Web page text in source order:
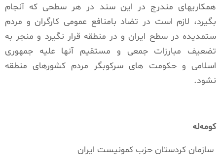
همکاریهای مندرج در این سند در هر سطحی که آنجام
بگیرد، لازم است در تضاد بامنافع عمومی کارگران و مردم
ستمدیده در سطح ایران و در منطقه‌ قرار نگیرد و منجر به
تضعیف مبارزات جمعی و مستقیم آنها علیە جمهوری
اسلامی و حکومت های سرکوبگر مردم کشورهای منطقە
نشود.
کومەلە
سازمان کردستان حزب کمونیست ایران